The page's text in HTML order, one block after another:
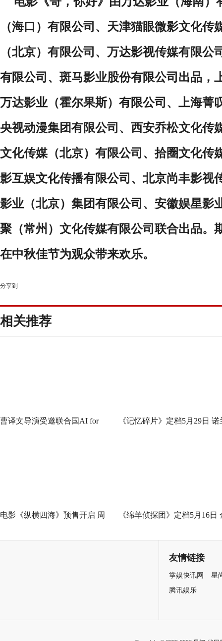
（海口）有限公司 、 天津猫眼微影文化传
（北京）有限公司 、 万达影视传媒有限公
有限公司、 斑马影业股份有限公司出品，
万达影业（霍尔果斯）有限公司、上海菁
央视动漫集团有限公司、西安乔松文化传
文化传媒（北京）有限公司、拾圈文化传
影互娱文化传播有限公司、北京尚丰影视
影业（北京）集团有限公司、安徽娱星影
聚（常州）文化传媒有限公司联合出品。
在中秋佳节为观众带来欢乐。
分享到
相关推荐
曹译文导演受邀联合国AI for 《记忆碎片》定档5月29日 诺
电影《纵横四海》预售开启 周 《绵羊侦探团》定档5月16日
友情链接
掌娱快讯网
星
腾讯娱乐